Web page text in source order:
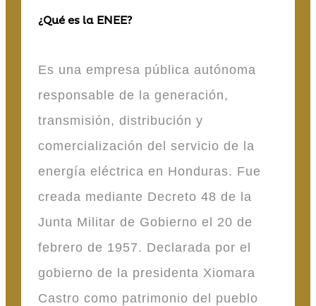
¿Qué es la ENEE?
Es una empresa pública autónoma
responsable de la generación,
transmisión, distribución y
comercialización del servicio de la
energía eléctrica en Honduras. Fue
creada mediante Decreto 48 de la
Junta Militar de Gobierno el 20 de
febrero de 1957. Declarada por el
gobierno de la presidenta Xiomara
Castro como patrimonio del pueblo